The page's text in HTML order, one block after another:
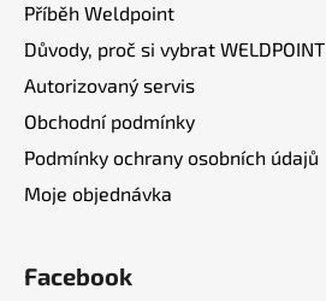
Příběh Weldpoint
Důvody, proč si vybrat WELDPOINT
Autorizovaný servis
Obchodní podmínky
Podmínky ochrany osobních údajů
Moje objednávka
Facebook